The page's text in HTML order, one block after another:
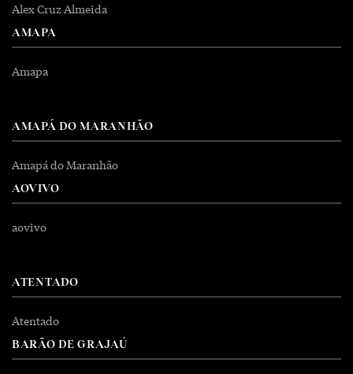
Alex Cruz Almeida
AMAPA
Amapa
AMAPÁ DO MARANHÃO
Amapá do Maranhão
AOVIVO
aovivo
ATENTADO
Atentado
BARÃO DE GRAJAÚ